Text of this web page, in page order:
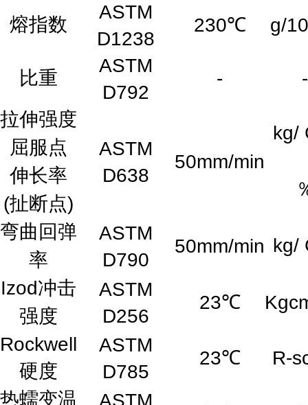
熔指数
ASTM
D1238
230℃ g/
比重
ASTM
D792
-
-
拉伸强度
屈服点
ASTM
D638
50mm/min
kg/
伸长率
(扯断点)
弯曲回弹
率
ASTM
D790
50mm/min kg/
Izod冲击
强度
ASTM
D256
23℃
Rockwell
硬度
ASTM
D785
23℃
R-
热蠕变温
ASTM